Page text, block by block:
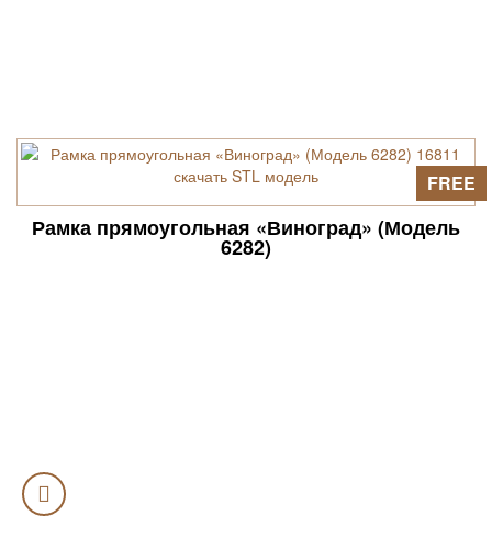
Рамка прямоугольная «Виноград» (Модель
6282)
FREE